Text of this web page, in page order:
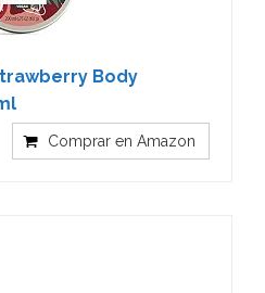
Body
Comprar en Amazon